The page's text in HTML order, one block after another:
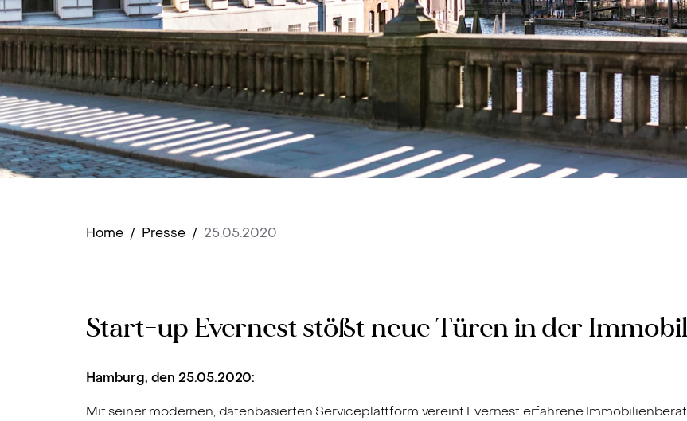
Home / Presse / 25.05.2020
Start-up Evernest stößt neue Türen in der
Hamburg, den 25.05.2020:
Mit seiner modernen, datenbasierten Serviceplattform vereint Evernest erfahrene